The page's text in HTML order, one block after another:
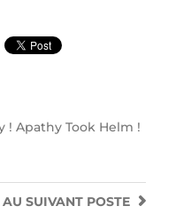
! Apathy Took Helm !
AU SUIVANT POSTE